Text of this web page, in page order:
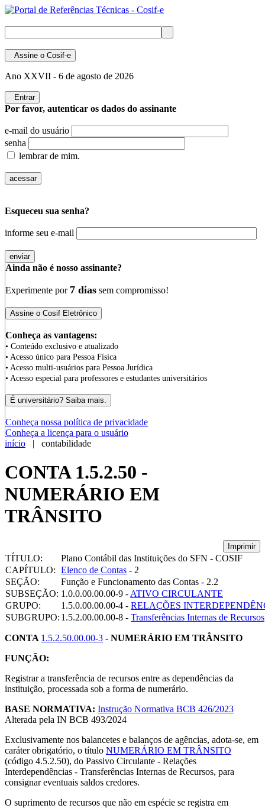
Assine o Cosif-e
Ano XXVII - 6 de agosto de 2026
Entrar
Por favor, autenticar os dados do assinante
e-mail do usuário
senha
lembrar de mim.
Esqueceu sua senha?
informe seu e-mail
Ainda não é nosso assinante?
Experimente por 7 dias sem compromisso!
Conheça as vantagens:
• Conteúdo exclusivo e atualizado
• Acesso único para Pessoa Física
• Acesso multi-usuários para Pessoa Jurídica
• Acesso especial para professores e estudantes universitários
Conheça nossa política de privacidade
Conheça a licença para o usuário
início | contabilidade
CONTA 1.5.2.50 -
NUMERÁRIO EM
TRÂNSITO
Imprimir
TÍTULO:
Plano Contábil das Instituições do SFN - COSIF
CAPÍTULO: Elenco de Contas - 2
SEÇÃO:
Função e Funcionamento das Contas - 2.2
SUBSEÇÃO: 1.0.0.00.00.00-9 - ATIVO CIRCULANTE
GRUPO:
1.5.0.00.00.00-4 - RELAÇÕES
SUBGRUPO: 1.5.2.00.00.00-8 - Transferências Internas de Recursos
CONTA 1.5.2.50.00.00-3 - NUMERÁRIO EM TRÂNSITO
FUNÇÃO:
Registrar a transferência de recursos entre as dependências da
instituição, processada sob a forma de numerário.
BASE NORMATIVA: Instrução Normativa BCB 426/2023
Alterada pela IN BCB 493/2024
Exclusivamente nos balancetes e balanços de agências, adota-se, em
caráter obrigatório, o título NUMERÁRIO EM TRÂNSITO
(código 4.5.2.50), do Passivo Circulante - Relações
Interdependências - Transferências Internas de Recursos, para
consignar eventuais saldos credores.
O suprimento de recursos que não em espécie se registra em